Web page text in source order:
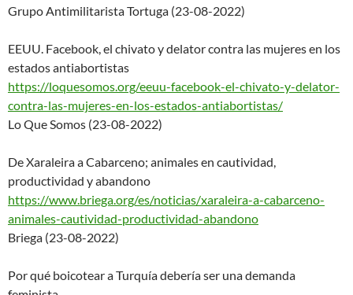
Grupo Antimilitarista Tortuga (23-08-2022)
EEUU. Facebook, el chivato y delator contra las mujeres en los
estados antiabortistas
https://loquesomos.org/eeuu-facebook-el-chivato-y-delator-
contra-las-mujeres-en-los-estados-antiabortistas/
Lo Que Somos (23-08-2022)
De Xaraleira a Cabarceno; animales en cautividad,
productividad y abandono
https://www.briega.org/es/noticias/xaraleira-a-cabarceno-
animales-cautividad-productividad-abandono
Briega (23-08-2022)
Por qué boicotear a Turquía debería ser una demanda